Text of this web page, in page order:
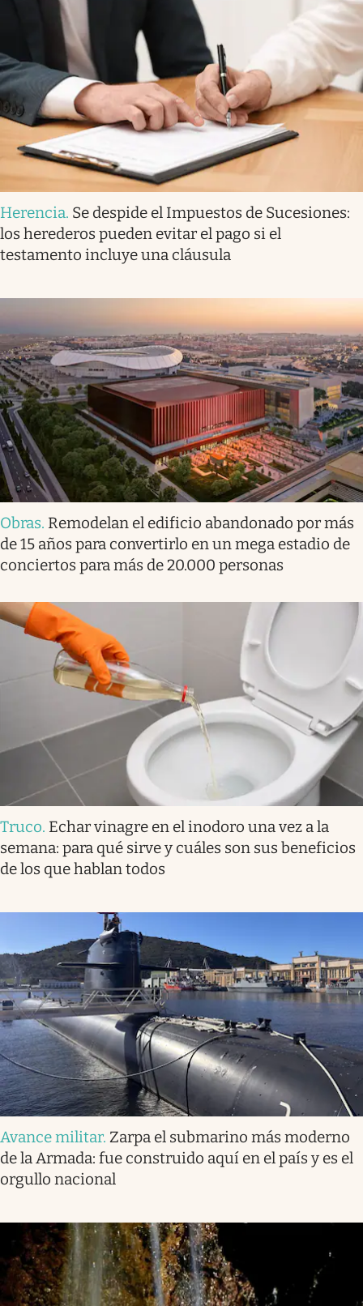
Herencia. Se despide el Impuestos de Sucesiones:
los herederos pueden evitar el pago si el
testamento incluye una cláusula
Obras. Remodelan el edificio abandonado por más
de 15 años para convertirlo en un mega estadio de
conciertos para más de 20.000 personas
Truco. Echar vinagre en el inodoro una vez a la
semana: para qué sirve y cuáles son sus beneficios
de los que hablan todos
Avance militar. Zarpa el submarino más moderno
de la Armada: fue construido aquí en el país y es el
orgullo nacional